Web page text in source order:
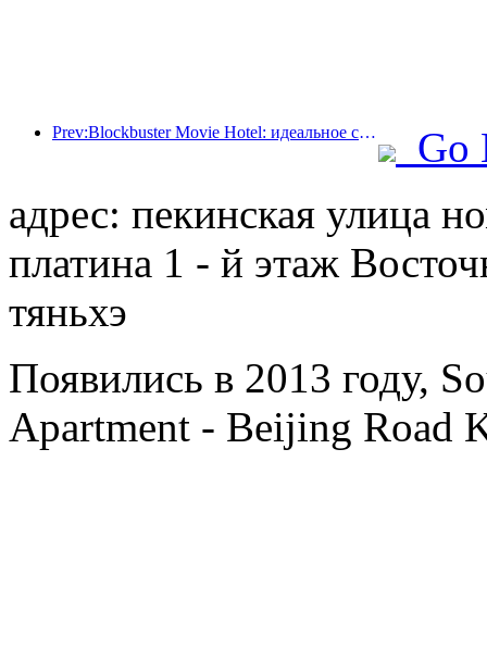
Prev:Blockbuster Movie Hotel: идеальное сочетание бизнеса и кино
Go
адрес: пекинская улица
платина 1 - й этаж
тяньхэ
Появились в 2013 году,
Apartment - Beijing Road